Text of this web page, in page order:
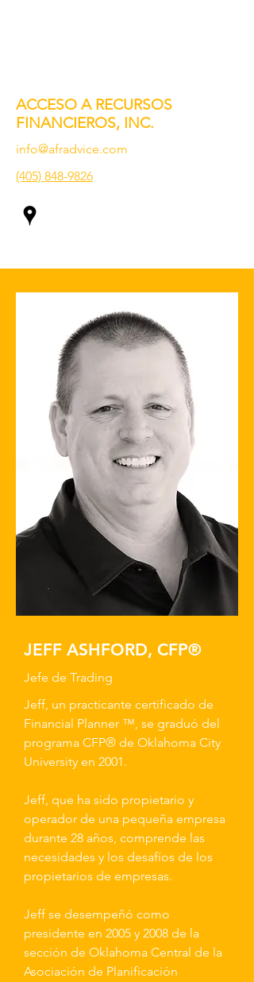
ACCESO A RECURSOS
FINANCIEROS, INC.
info@afradvice.com
(405) 848-9826
JEFF ASHFORD, CFP®
Jefe de Trading
Jeff, un practicante certificado de
Financial Planner ™, se graduó del
programa CFP® de Oklahoma City
University en 2001.
Jeff, que ha sido propietario y
operador de una pequeña empresa
durante 28 años, comprende las
necesidades y los desafíos de los
propietarios de empresas.
Jeff se desempeñó como
presidente en 2005 y 2008 de la
sección de Oklahoma Central de la
Asociación de Planificación